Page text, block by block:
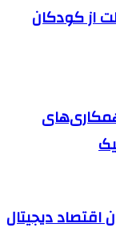
از کودکان
دیجیتال